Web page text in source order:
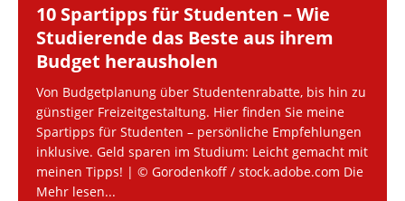
10 Spartipps für Studenten – Wie
Studierende das Beste aus ihrem
Budget herausholen
Von Budgetplanung über Studentenrabatte, bis hin zu
günstiger Freizeitgestaltung. Hier finden Sie meine
Spartipps für Studenten – persönliche Empfehlungen
inklusive. Geld sparen im Studium: Leicht gemacht mit
meinen Tipps! | © Gorodenkoff / stock.adobe.com Die
Mehr lesen...